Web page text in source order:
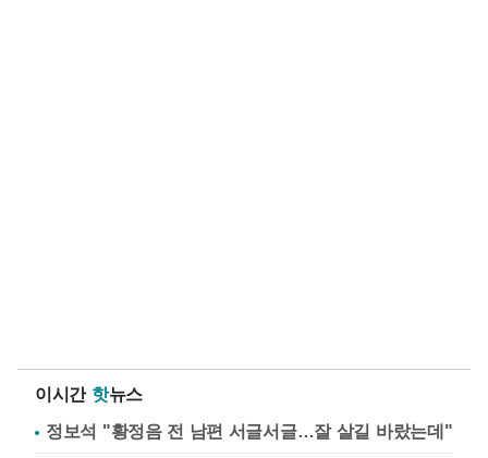
이시간 핫뉴스
정보석 "황정음 전 남편 서글서글…잘 살길 바랐는데"